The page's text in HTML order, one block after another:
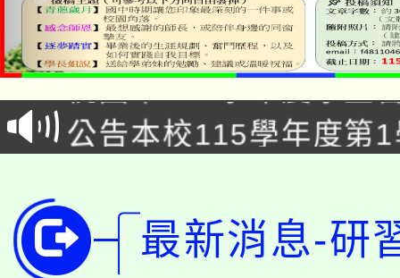
「2026金融保險知識
車」活動
桃園市115學年度學生
生本土語及新住民語歌
公告本校115學年度第
公告本校115學年度第
代理(課)教師甄選結果(
轉知中國文化大學推廣
《TA101》溝通分析基
轉知苗栗縣政府辦理
最新消息-研